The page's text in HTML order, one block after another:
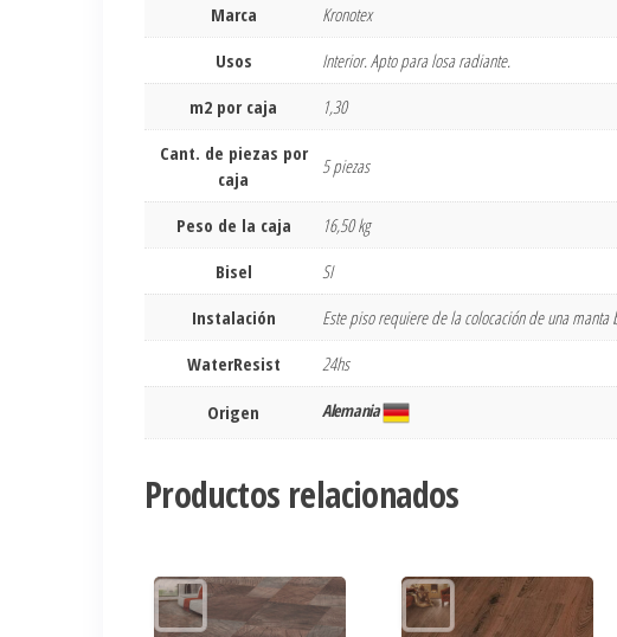
Marca
Kronotex
Usos
Interior. Apto para losa radiante.
m2 por caja
1,30
Cant. de piezas por
caja
5 piezas
Peso de la caja
16,50 kg
Bisel
SI
Instalación
Este piso requiere de la colocación de una manta
WaterResist
24hs
Origen Alemania
Productos relacionados